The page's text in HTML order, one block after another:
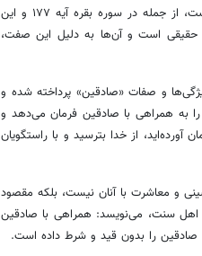
حجت الاسلام میرعمادی گفت: این جمله در چندین آیه قرآن تکرار شده است، از جمله در سوره بقره آیه ۱۷۷ و این
حقیقی است و آن‌ها به دلیل این صفت،
و صفات «صادقین» پرداخته شده و
اما در آیه ۱۱۹ سوره توبه، مؤمنان را به همراهی با صادقین فرمان می‌دهد و
آورده‌اید، از خدا بترسید و با راستگویان
و معاشرت با آنان نیست، بلکه مقصود
اهل سنت، می‌نویسد: همراهی با صادقین
صادقین را بدون قید و شرط داده است.